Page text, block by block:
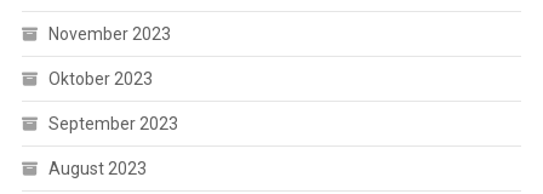
November 2023
Oktober 2023
September 2023
August 2023